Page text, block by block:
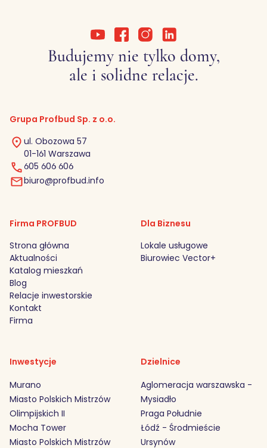
Budujemy nie tylko domy,
ale i solidne relacje.
Grupa Profbud Sp. z o.o.
ul. Obozowa 57
01-161 Warszawa
605 606 606
biuro@profbud.info
Firma PROFBUD
Strona główna
Aktualności
Katalog mieszkań
Blog
Relacje inwestorskie
Kontakt
Firma
Dla Biznesu
Lokale usługowe
Biurowiec Vector+
Inwestycje
Murano
Miasto Polskich Mistrzów
Olimpijskich II
Mocha Tower
Miasto Polskich Mistrzów
Dzielnice
Aglomeracja warszawska -
Mysiadło
Praga Południe
Łódź - Środmieście
Ursynów